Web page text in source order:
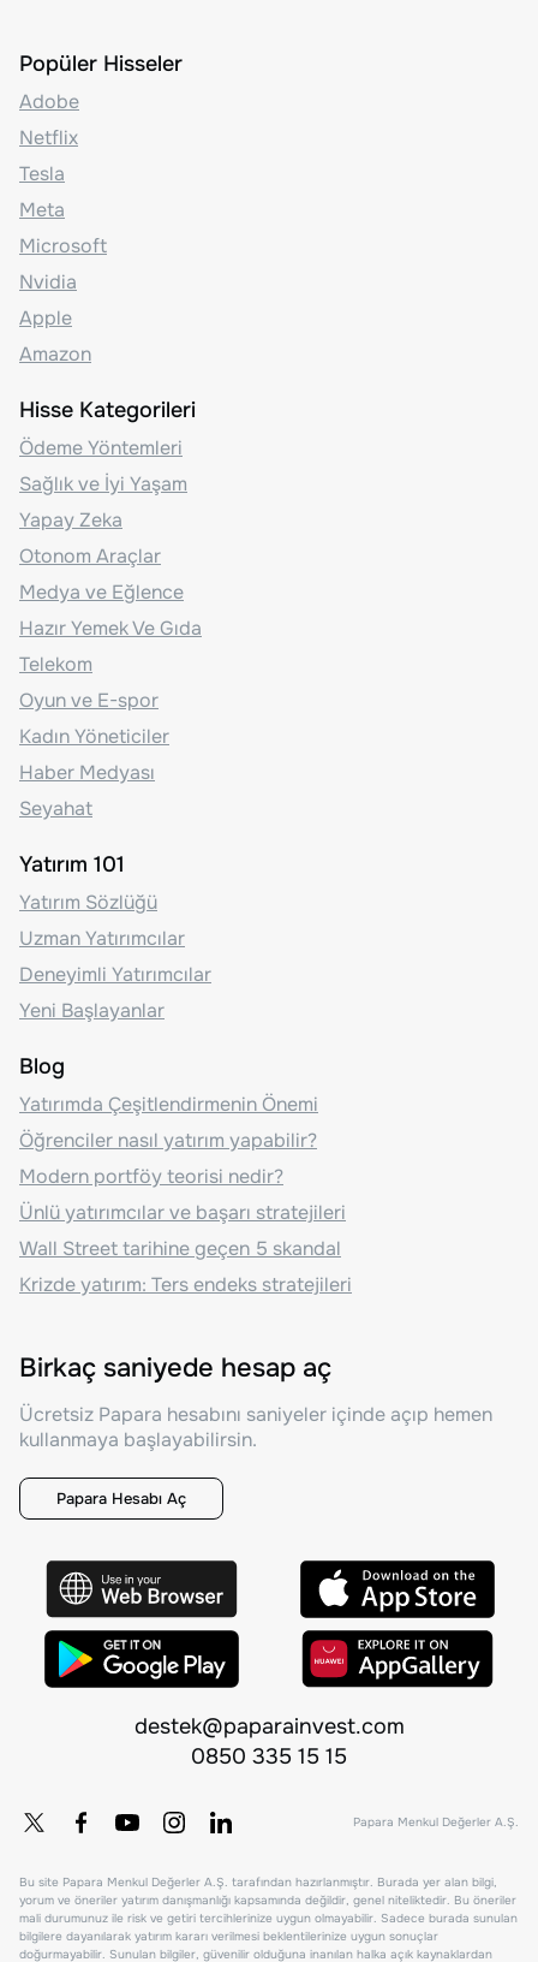
Popüler Hisseler
Adobe
Netflix
Tesla
Meta
Microsoft
Nvidia
Apple
Amazon
Hisse Kategorileri
Ödeme Yöntemleri
Sağlık ve İyi Yaşam
Yapay Zeka
Otonom Araçlar
Medya ve Eğlence
Hazır Yemek Ve Gıda
Telekom
Oyun ve E-spor
Kadın Yöneticiler
Haber Medyası
Seyahat
Yatırım 101
Yatırım Sözlüğü
Uzman Yatırımcılar
Deneyimli Yatırımcılar
Yeni Başlayanlar
Blog
Yatırımda Çeşitlendirmenin Önemi
Öğrenciler nasıl yatırım yapabilir?
Modern portföy teorisi nedir?
Ünlü yatırımcılar ve başarı stratejileri
Wall Street tarihine geçen 5 skandal
Krizde yatırım: Ters endeks stratejileri
Birkaç saniyede hesap aç
Ücretsiz Papara hesabını saniyeler içinde açıp hemen
kullanmaya başlayabilirsin.
Papara Hesabı Aç
destek@paparainvest.com
0850 335 15 15
Papara Menkul Değerler A.Ş.
Bu site Papara Menkul Değerler A.Ş. tarafından hazırlanmıştır. Burada yer alan bilgi,
yorum ve öneriler yatırım danışmanlığı kapsamında değildir, genel niteliktedir. Bu öneriler
mali durumunuz ile risk ve getiri tercihlerinize uygun olmayabilir. Sadece burada sunulan
bilgilere dayanılarak yatırım kararı verilmesi beklentilerinize uygun sonuçlar
doğurmayabilir. Sunulan bilgiler, güvenilir olduğuna inanılan halka açık kaynaklardan